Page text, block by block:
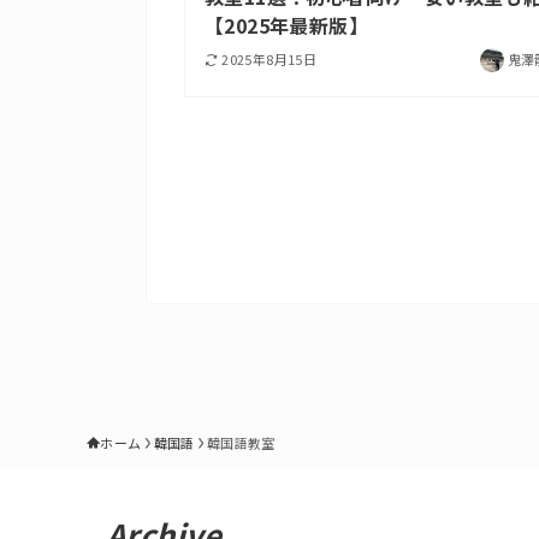
【2025年最新版】
2025年8月15日 鬼
ホーム 韓国語 韓国語教室